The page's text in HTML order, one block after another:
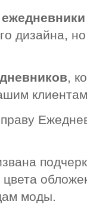
дизайна,
,
моды.